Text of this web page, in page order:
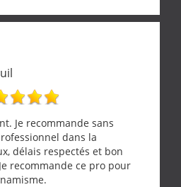
Je recommande sans
dans la
délais respectés et bon
recommande ce pro pour